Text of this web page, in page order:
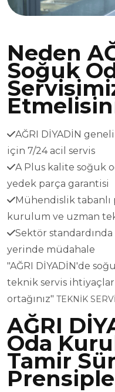
Neden
Soğuk
AĞRI DİYADİN
için 7/24 acil servis
A Plus kalite soğuk
yedek parça garantisi
Mühendislik
kurulum ve uzman
Sektör standardında
yerinde müdahale
"AĞRI DİYADİN'de
teknik servis
ortağınız" TEKNİK
AĞRI
Oda
Tamir